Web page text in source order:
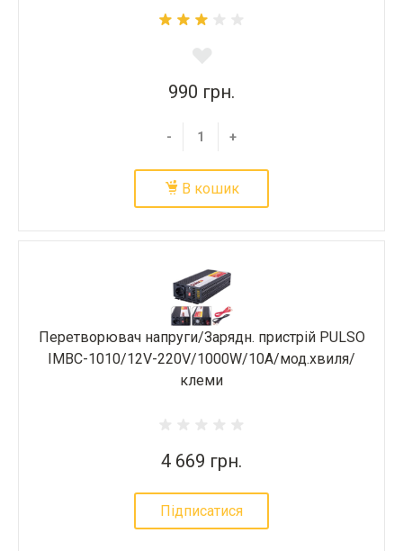
990 грн.
- +
В кошик
Перетворювач напруги/Зарядн. пристрій PULSO
IMBC-1010/12V-220V/1000W/10A/мод.хвиля/
клеми
4 669 грн.
Підписатися